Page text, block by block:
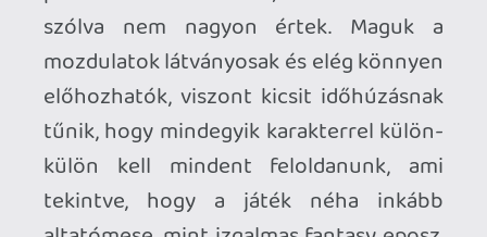
A mozdulatokon és a nagyon basic